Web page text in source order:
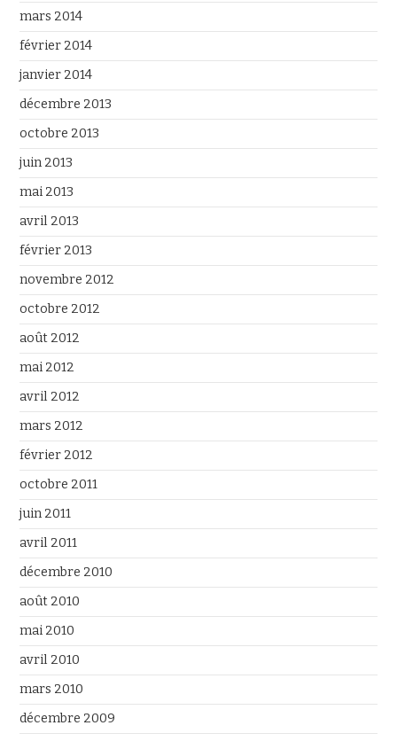
mars 2014
février 2014
janvier 2014
décembre 2013
octobre 2013
juin 2013
mai 2013
avril 2013
février 2013
novembre 2012
octobre 2012
août 2012
mai 2012
avril 2012
mars 2012
février 2012
octobre 2011
juin 2011
avril 2011
décembre 2010
août 2010
mai 2010
avril 2010
mars 2010
décembre 2009